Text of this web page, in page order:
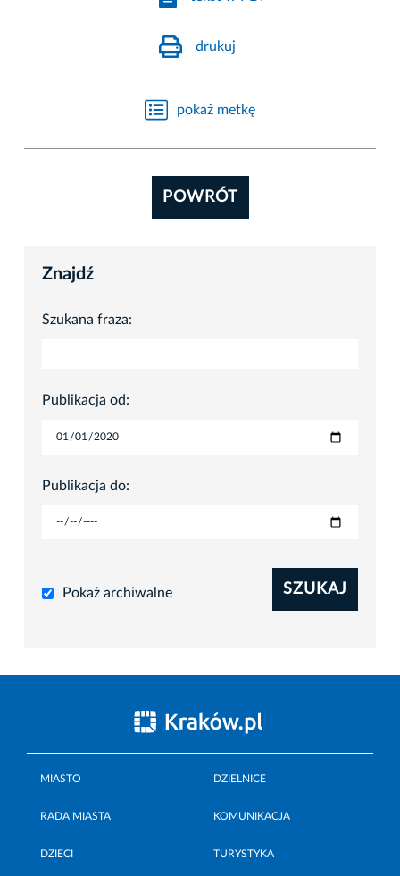
drukuj
pokaż metkę
POWRÓT
Znajdź
Szukana fraza:
Publikacja od:
Publikacja do:
Pokaż archiwalne SZUKAJ
MIASTO DZIELNICE
RADA MIASTA KOMUNIKACJA
DZIECI TURYSTYKA